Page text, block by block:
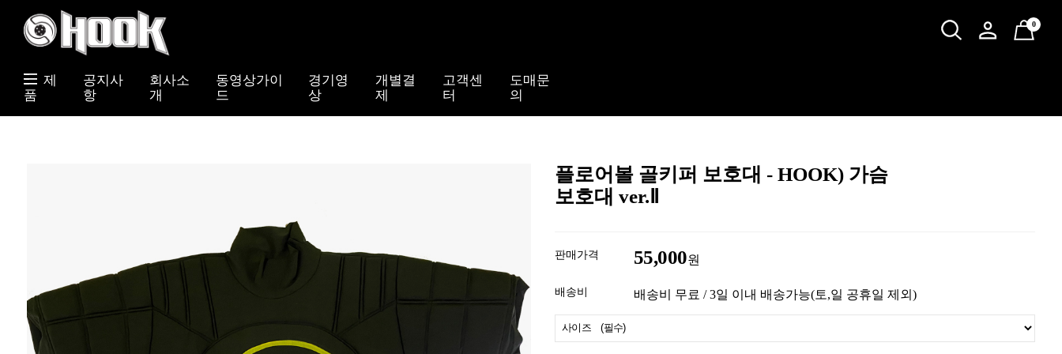
0
제
품
공지사
항
회사소
개
동영상가이
드
경기영
상
개별결
제
고객센
터
도매문
의
플로어볼 골키퍼 보호대 - HOOK) 가슴
보호대 ver.Ⅱ
판매가격 55,000원
배송비 배송비 무료 / 3일 이내 배송가능(토,일 공휴일 제외)